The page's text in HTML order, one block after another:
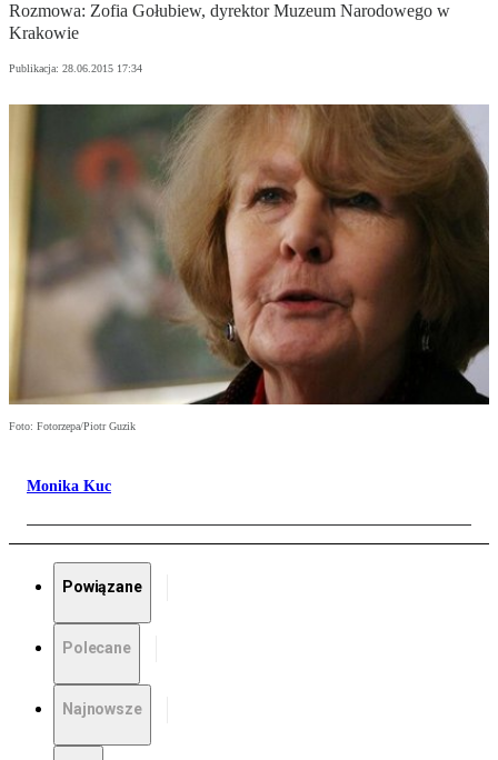
Rozmowa: Zofia Gołubiew, dyrektor Muzeum Narodowego w
Krakowie
Publikacja: 28.06.2015 17:34
Foto: Fotorzepa/Piotr Guzik
Monika Kuc
Powiązane
Polecane
Najnowsze